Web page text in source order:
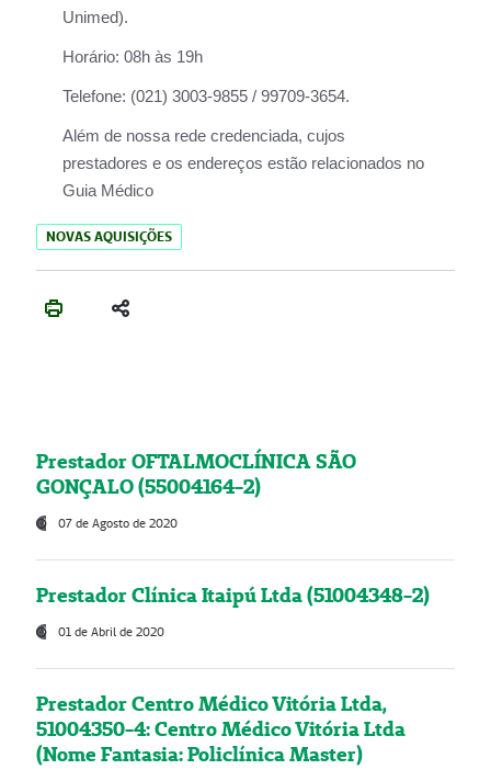
Unimed).
Horário: 08h às 19h
Telefone: (021) 3003-9855 / 99709-3654.
Além de nossa rede credenciada, cujos
prestadores e os endereços estão relacionados no
Guia Médico
NOVAS AQUISIÇÕES
Prestador OFTALMOCLÍNICA SÃO
GONÇALO (55004164-2)
07 de Agosto de 2020
Prestador Clínica Itaipú Ltda (51004348-2)
01 de Abril de 2020
Prestador Centro Médico Vitória Ltda,
51004350-4: Centro Médico Vitória Ltda
(Nome Fantasia: Policlínica Master)